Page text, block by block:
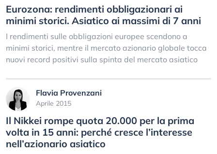
Eurozona: rendimenti obbligazionari ai
minimi storici. Asiatico ai massimi di 7 anni
I rendimenti sulle obbligazioni europee scendono a
minimi storici, mentre il mercato azionario globale tocca
nuovi record positivi sulla spinta del mercato asiatico
Flavia Provenzani
Aprile 2015
Il Nikkei rompe quota 20.000 per la prima
volta in 15 anni: perché cresce l’interesse
nell’azionario asiatico